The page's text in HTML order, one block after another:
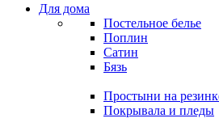
Для дома
Постельное белье
Поплин
Сатин
Бязь
Простыни на
Покрывала и пледы